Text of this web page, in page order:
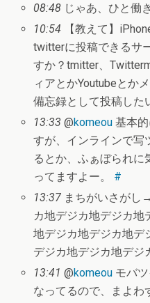
08:48 じゃあ、ひと働
10:54 【教えて】
twitterに投稿できるサ
すか？tmitter、
ィアとかYoutubeとか
備忘録として投稿した
13:33 @komeou 基本
すが、インラインで写
るとか、ふぁぼられに
ってますよー。 #
13:37 まちがいさがし
カ地デジカ地デジカ地
地デジカ地デジカ地デ
デジカ地デジカ地デジ
13:41 @komeou モバ
なってるので、まよわ